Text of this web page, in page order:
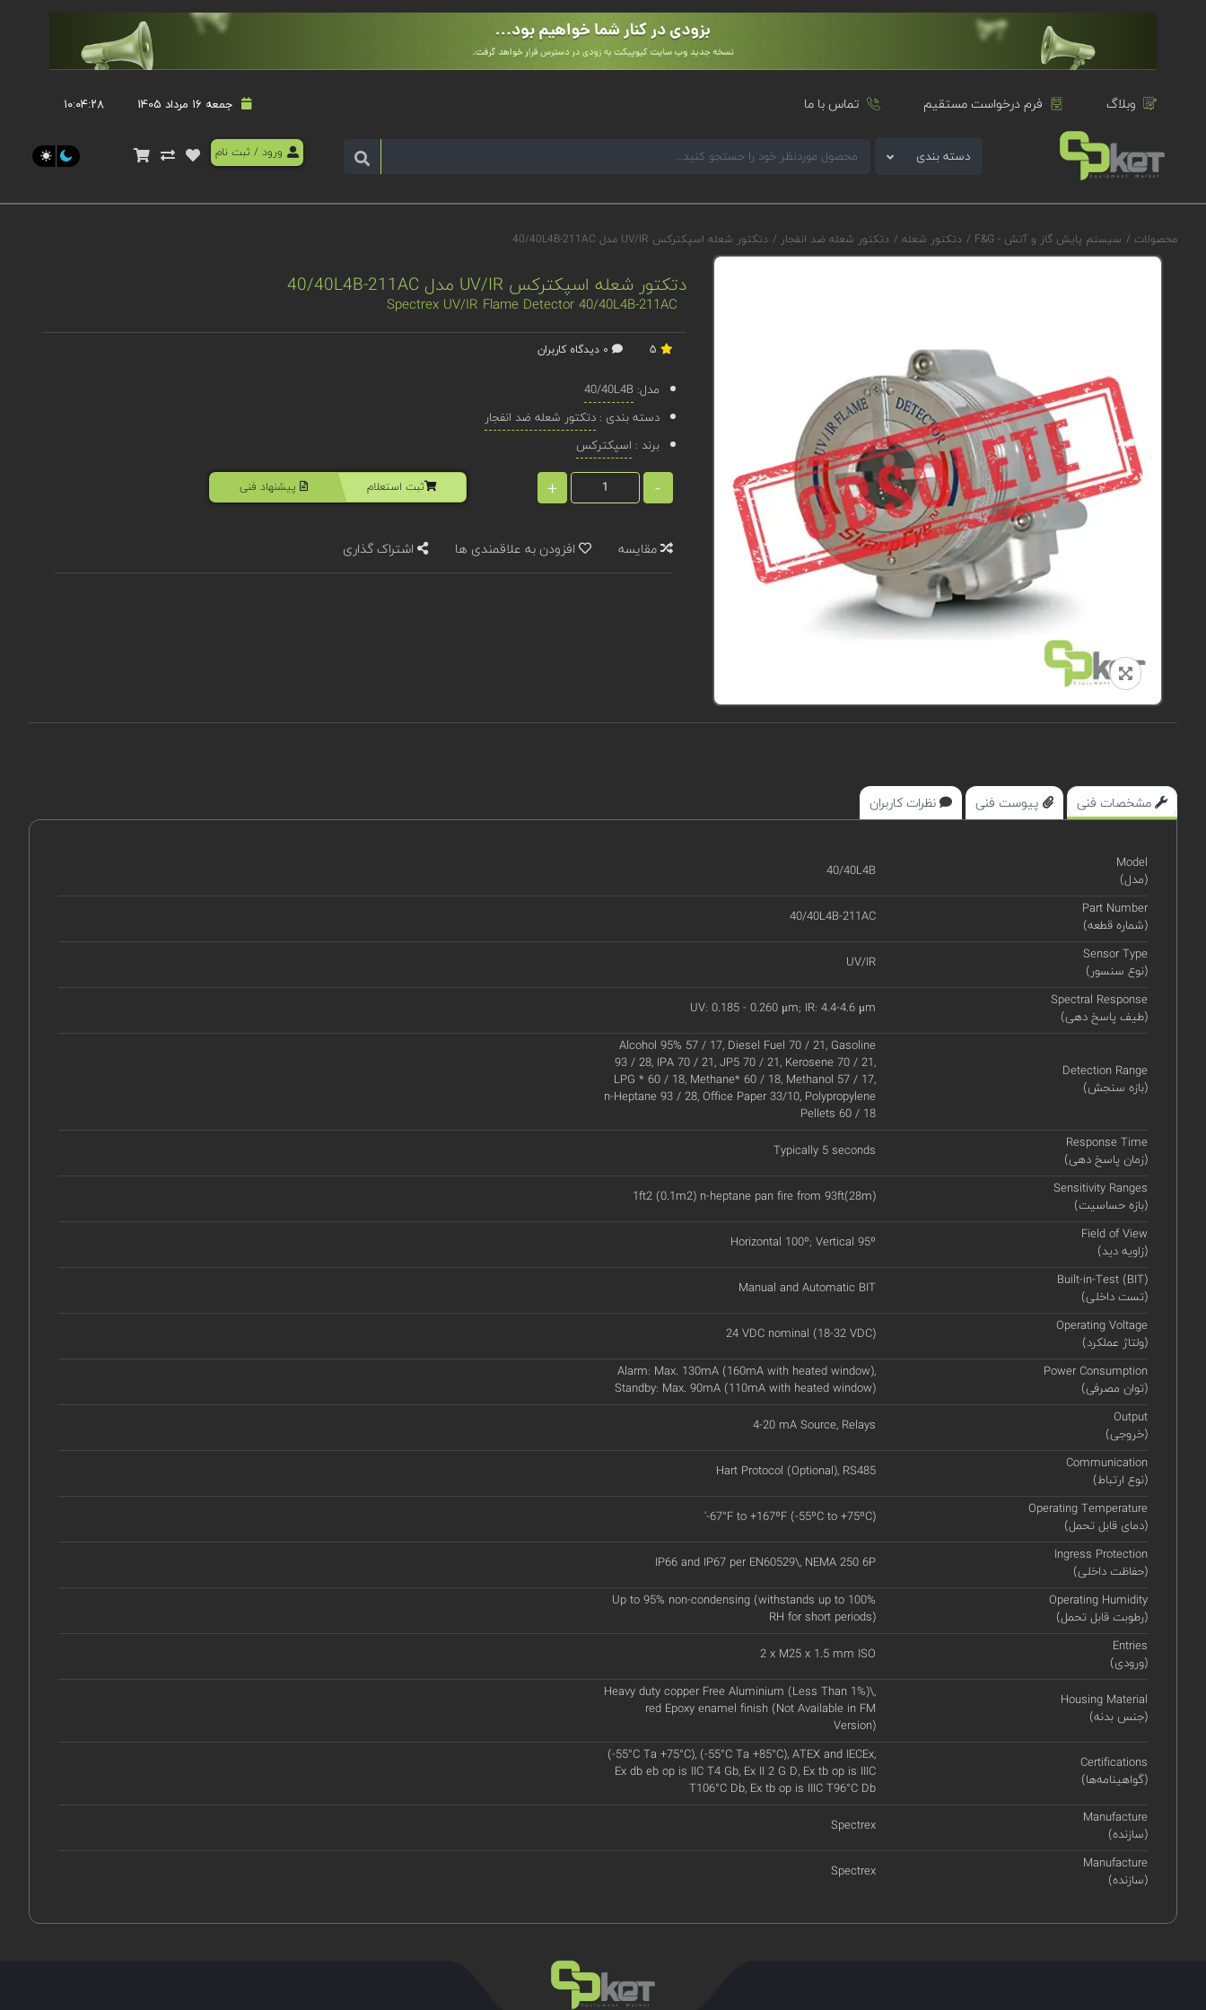
وبلاگ فرم درخواست مستقیم تماس با ما جمعه 16 مرداد 1405 ۱۰:۰۴:۲۸
دسته بندی ورود / ثبت نام
محصولات / سیستم پایش گاز و آتش - F&G / دتکتور شعله / دتکتور شعله ضد انفجار / دتکتور شعله اسپکترکس UV/IR مدل 40/40L4B-211AC
دتکتور شعله اسپکترکس UV/IR مدل 40/40L4B-211AC
Spectrex UV/IR Flame Detector 40/40L4B-211AC
مدل:40/40L4B
دسته بندی :دتکتور شعله ضد انفجار
برند : اسپکترکس
-
+ ثبت استعلام پیشنهاد فنی
مقایسه افزودن به علاقمندی ها اشتراک گذاری
مشخصات فنی پیوست فنی نظرات کاربران
Model
(مدل)
40/40L4B
Part Number
(شماره قطعه)
40/40L4B-211AC
Sensor Type
(نوع سنسور)
UV/IR
Spectral Response
(طیف پاسخ دهی)
UV: 0.185 - 0.260 μm; IR: 4.4-4.6 μm
Detection Range
(بازه سنجش)
Alcohol 95% 57 / 17, Diesel Fuel 70 / 21, Gasoline
93 / 28, IPA 70 / 21, JP5 70 / 21, Kerosene 70 / 21,
LPG * 60 / 18, Methane* 60 / 18, Methanol 57 / 17,
n-Heptane 93 / 28, Office Paper 33/10, Polypropylene
Pellets 60 / 18
Response Time
(زمان پاسخ دهی)
Typically 5 seconds
Sensitivity Ranges
(بازه حساسیت)
1ft2 (0.1m2) n-heptane pan fire from 93ft(28m)
Field of View
(زاویه دید)
Horizontal 100º; Vertical 95º
Built-in-Test (BIT)
(تست داخلی)
Manual and Automatic BIT
Operating Voltage
(ولتاژ عملکرد)
24 VDC nominal (18-32 VDC)
Power Consumption
(توان مصرفی)
Alarm: Max. 130mA (160mA with heated window),
Standby: Max. 90mA (110mA with heated window)
Output
(خروجی)
4-20 mA Source, Relays
Communication
(نوع ارتباط)
Hart Protocol (Optional), RS485
Operating Temperature
(دمای قابل تحمل)
'-67°F to +167ºF (-55ºC to +75ºC)
Ingress Protection
(حفاظت داخلی)
IP66 and IP67 per EN60529\, NEMA 250 6P
Operating Humidity
(رطوبت قابل تحمل)
Up to 95% non-condensing (withstands up to 100%
RH for short periods)
Entries
(ورودی)
2 x M25 x 1.5 mm ISO
Housing Material
(جنس بدنه)
Heavy duty copper Free Aluminium (Less Than 1%)\,
red Epoxy enamel finish (Not Available in FM
Version)
Certifications
(گواهینامه‌ها)
(-55°C Ta +75°C), (-55°C Ta +85°C), ATEX and IECEx,
Ex db eb op is IIC T4 Gb, Ex II 2 G D, Ex tb op is IIIC
T106°C Db, Ex tb op is IIIC T96°C Db
Manufacture
(سازنده)
Spectrex
Manufacture
(سازنده)
Spectrex